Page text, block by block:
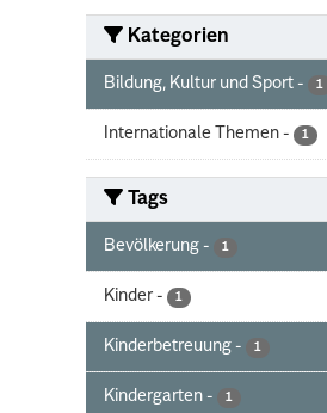
Kategorien
Bildung, Kultur und Sport - 1
Internationale Themen - 1
Tags
Bevölkerung - 1
Kinder - 1
Kinderbetreuung - 1
Kindergarten - 1